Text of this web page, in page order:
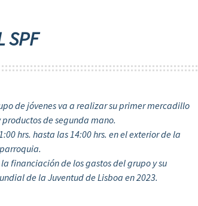
SPF
de jóvenes va a realizar su primer mercadillo
de segunda mano.
hrs. hasta las 14:00 hrs. en el exterior de la
parroquia.
financiación de los gastos del grupo y su
de la Juventud de Lisboa en 2023.